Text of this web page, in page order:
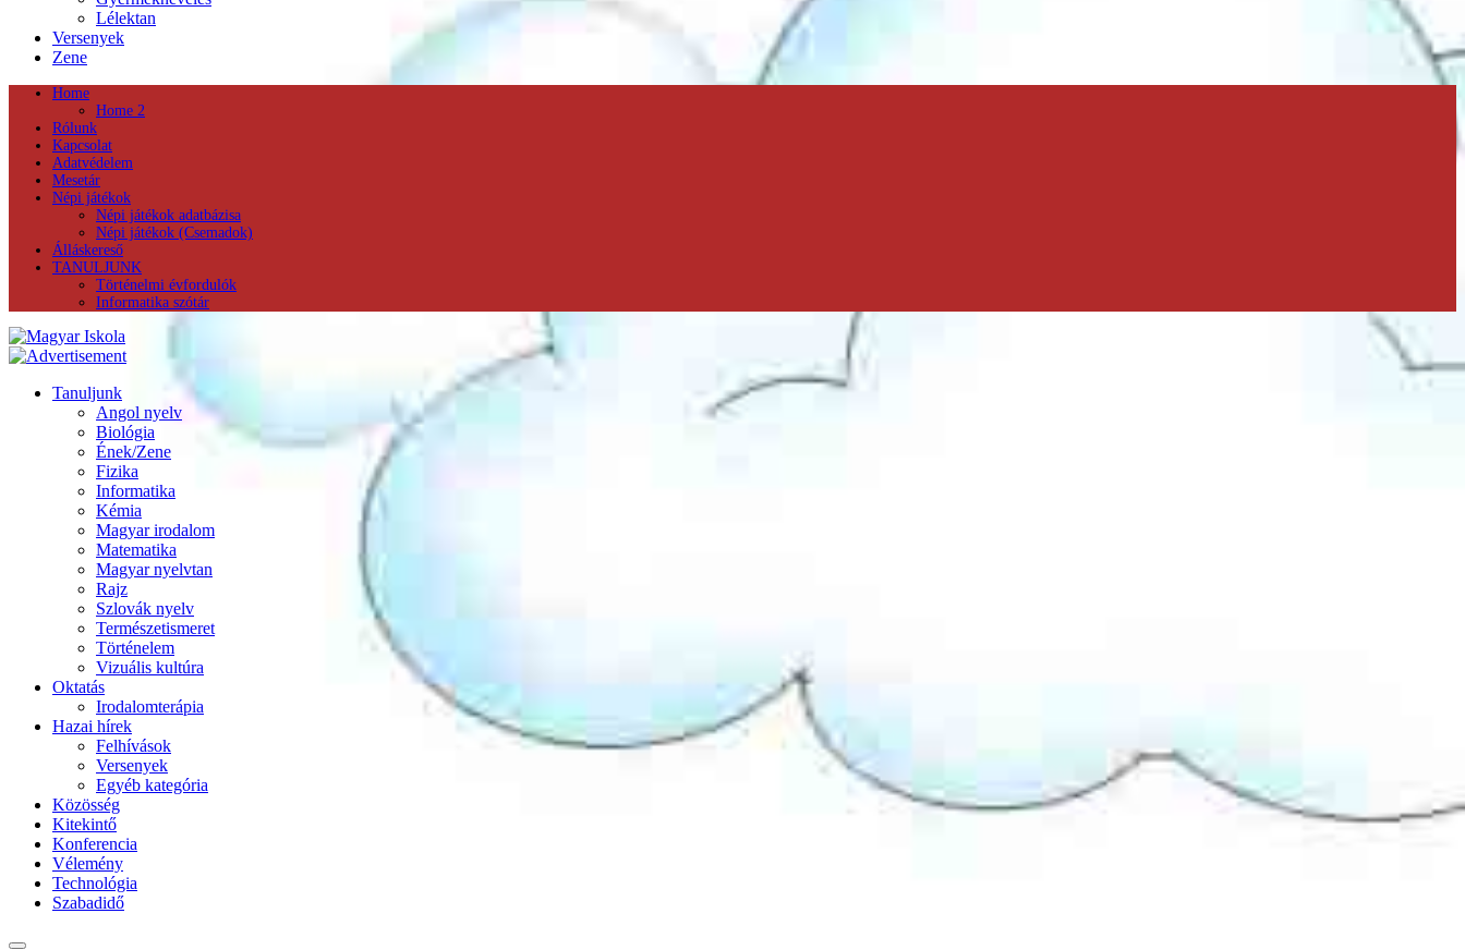
Lélektan
Versenyek
Zene
Home
Home 2
Rólunk
Kapcsolat
Adatvédelem
Mesetár
Népi játékok
Népi játékok adatbázisa
Népi játékok (Csemadok)
Álláskereső
TANULJUNK
Történelmi évfordulók
Informatika szótár
Tanuljunk
Angol nyelv
Biológia
Ének/Zene
Fizika
Informatika
Kémia
Magyar irodalom
Matematika
Magyar nyelvtan
Rajz
Szlovák nyelv
Természetismeret
Történelem
Vizuális kultúra
Oktatás
Irodalomterápia
Hazai hírek
Felhívások
Versenyek
Egyéb kategória
Közösség
Kitekintő
Konferencia
Vélemény
Technológia
Szabadidő